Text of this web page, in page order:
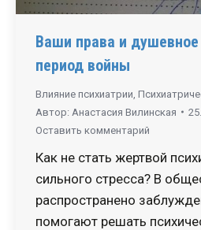
Ваши права и душевное
период войны
Влияние психиатрии
Автор: Анастасия Вилинская
Оставить комментарий
Как не стать жертвой
сильного стресса? В
распространено
помогают решать